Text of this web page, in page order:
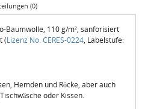
(0)
Baumwolle, 110 g/m², sanforisiert
(Lizenz No. CERES-0224, Labelstufe:
Hemden und Röcke, aber auch
oder Kissen.